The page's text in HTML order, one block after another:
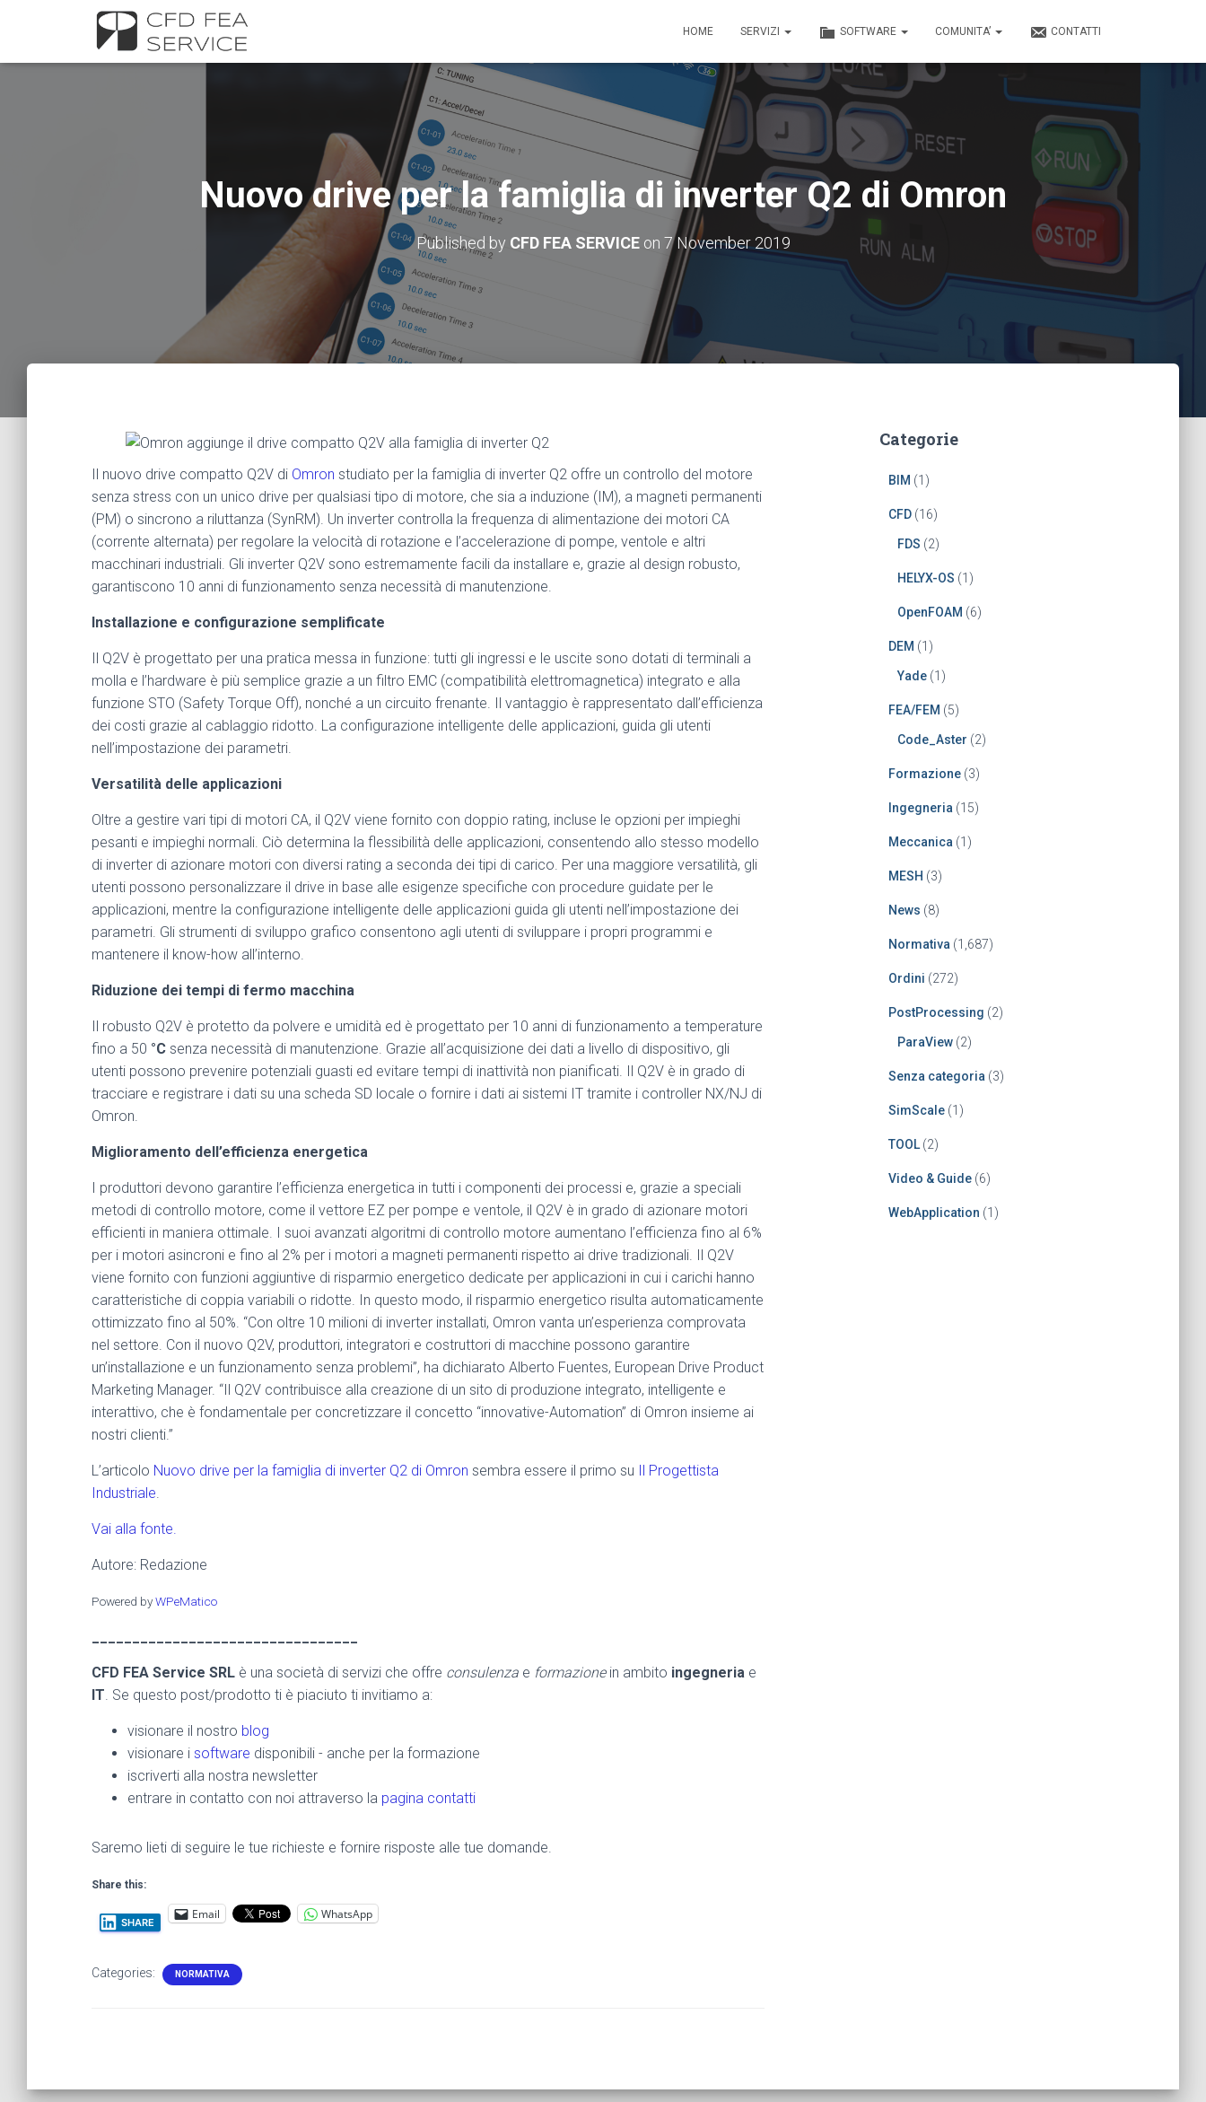
HOME SERVIZI SOFTWARE COMUNITA’ CONTATTI
Nuovo drive per la famiglia di inverter Q2 di Omron
Published by CFD FEA SERVICEon 7 November 2019
Il nuovo drive compatto Q2V di Omron studiato per la famiglia di inverter Q2 offre un controllo del motore
senza stress con un unico drive per qualsiasi tipo di motore, che sia a induzione (IM), a magneti permanenti
(PM) o sincrono a riluttanza (SynRM). Un inverter controlla la frequenza di alimentazione dei motori CA
(corrente alternata) per regolare la velocità di rotazione e l’accelerazione di pompe, ventole e altri
macchinari industriali. Gli inverter Q2V sono estremamente facili da installare e, grazie al design robusto,
garantiscono 10 anni di funzionamento senza necessità di manutenzione.
Installazione e configurazione semplificate
Il Q2V è progettato per una pratica messa in funzione: tutti gli ingressi e le uscite sono dotati di terminali a
molla e l’hardware è più semplice grazie a un filtro EMC (compatibilità elettromagnetica) integrato e alla
funzione STO (Safety Torque Off), nonché a un circuito frenante. Il vantaggio è rappresentato dall’efficienza
dei costi grazie al cablaggio ridotto. La configurazione intelligente delle applicazioni, guida gli utenti
nell’impostazione dei parametri.
Versatilità delle applicazioni
Oltre a gestire vari tipi di motori CA, il Q2V viene fornito con doppio rating, incluse le opzioni per impieghi
pesanti e impieghi normali. Ciò determina la flessibilità delle applicazioni, consentendo allo stesso modello
di inverter di azionare motori con diversi rating a seconda dei tipi di carico. Per una maggiore versatilità, gli
utenti possono personalizzare il drive in base alle esigenze specifiche con procedure guidate per le
applicazioni, mentre la configurazione intelligente delle applicazioni guida gli utenti nell’impostazione dei
parametri. Gli strumenti di sviluppo grafico consentono agli utenti di sviluppare i propri programmi e
mantenere il know-how all’interno.
Riduzione dei tempi di fermo macchina
Il robusto Q2V è protetto da polvere e umidità ed è progettato per 10 anni di funzionamento a temperature
fino a 50 °C senza necessità di manutenzione. Grazie all’acquisizione dei dati a livello di dispositivo, gli
utenti possono prevenire potenziali guasti ed evitare tempi di inattività non pianificati. Il Q2V è in grado di
tracciare e registrare i dati su una scheda SD locale o fornire i dati ai sistemi IT tramite i controller NX/NJ di
Omron.
Miglioramento dell’efficienza energetica
I produttori devono garantire l’efficienza energetica in tutti i componenti dei processi e, grazie a speciali
metodi di controllo motore, come il vettore EZ per pompe e ventole, il Q2V è in grado di azionare motori
efficienti in maniera ottimale. I suoi avanzati algoritmi di controllo motore aumentano l’efficienza fino al 6%
per i motori asincroni e fino al 2% per i motori a magneti permanenti rispetto ai drive tradizionali. Il Q2V
viene fornito con funzioni aggiuntive di risparmio energetico dedicate per applicazioni in cui i carichi hanno
caratteristiche di coppia variabili o ridotte. In questo modo, il risparmio energetico risulta automaticamente
ottimizzato fino al 50%. “Con oltre 10 milioni di inverter installati, Omron vanta un’esperienza comprovata
nel settore. Con il nuovo Q2V, produttori, integratori e costruttori di macchine possono garantire
un’installazione e un funzionamento senza problemi”, ha dichiarato Alberto Fuentes, European Drive Product
Marketing Manager. “Il Q2V contribuisce alla creazione di un sito di produzione integrato, intelligente e
interattivo, che è fondamentale per concretizzare il concetto “innovative-Automation” di Omron insieme ai
nostri clienti.”
L’articolo Nuovo drive per la famiglia di inverter Q2 di Omron sembra essere il primo su
Il Progettista
Industriale.
Vai alla fonte.
Autore: Redazione
Powered byWPeMatico
CFD FEA Service SRL è una società di servizi che offre consulenza e formazionein ambito ingegneria e
IT. Se questo post/prodotto ti è piaciuto ti invitiamo a:
visionare il nostro blog
visionare i software disponibili - anche per la formazione
iscriverti alla nostra newsletter
entrare in contatto con noi attraverso la pagina contatti
Saremo lieti di seguire le tue richieste e fornire risposte alle tue domande.
Share this:
SHARE
Email WhatsApp
Categories: NORMATIVA
Categorie
BIM (1)
CFD(16)
FDS (2)
HELYX-OS (1)
OpenFOAM (6)
DEM (1)
Yade(1)
FEA/FEM (5)
Code_Aster (2)
Formazione(3)
Ingegneria (15)
Meccanica (1)
MESH (3)
News (8)
Normativa (1,687)
Ordini (272)
PostProcessing (2)
ParaView(2)
Senza categoria (3)
SimScale(1)
TOOL(2)
Video & Guide(6)
WebApplication (1)